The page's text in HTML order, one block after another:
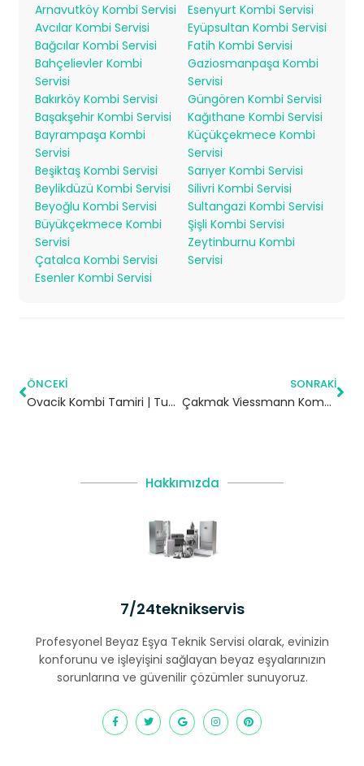
Arnavutköy Kombi Servisi
Avcılar Kombi Servisi
Bağcılar Kombi Servisi
Bahçelievler Kombi
Servisi
Bakırköy Kombi Servisi
Başakşehir Kombi Servisi
Bayrampaşa Kombi
Servisi
Beşiktaş Kombi Servisi
Beylikdüzü Kombi Servisi
Beyoğlu Kombi Servisi
Büyükçekmece Kombi
Servisi
Çatalca Kombi Servisi
Esenler Kombi Servisi
Esenyurt Kombi Servisi
Eyüpsultan Kombi Servisi
Fatih Kombi Servisi
Gaziosmanpaşa Kombi
Servisi
Güngören Kombi Servisi
Kağıthane Kombi Servisi
Küçükçekmece Kombi
Servisi
Sarıyer Kombi Servisi
Silivri Kombi Servisi
Sultangazi Kombi Servisi
Şişli Kombi Servisi
Zeytinburnu Kombi
Servisi
ÖNCEKI
Ovacik Kombi Tamiri | Tunceli
SONRAKI
Çakmak Viessmann Kombi Servisi – Ümraniye Yetkili Servis
Hakkımızda
7/24teknikservis
Profesyonel Beyaz Eşya Teknik Servisi olarak, evinizin
konforunu ve işleyişini sağlayan beyaz eşyalarınızın
sorunlarına ve güvenilir çözümler sunuyoruz.